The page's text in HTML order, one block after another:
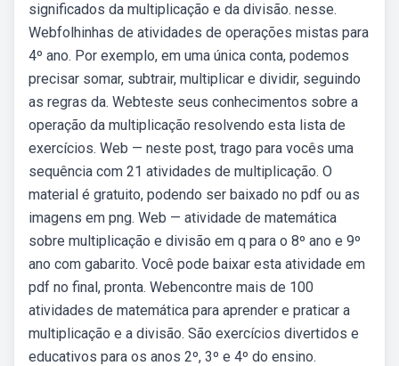
significados da multiplicação e da divisão. nesse.
Webfolhinhas de atividades de operações mistas para
4º ano. Por exemplo, em uma única conta, podemos
precisar somar, subtrair, multiplicar e dividir, seguindo
as regras da. Webteste seus conhecimentos sobre a
operação da multiplicação resolvendo esta lista de
exercícios. Web — neste post, trago para vocês uma
sequência com 21 atividades de multiplicação. O
material é gratuito, podendo ser baixado no pdf ou as
imagens em png. Web — atividade de matemática
sobre multiplicação e divisão em q para o 8º ano e 9º
ano com gabarito. Você pode baixar esta atividade em
pdf no final, pronta. Webencontre mais de 100
atividades de matemática para aprender e praticar a
multiplicação e a divisão. São exercícios divertidos e
educativos para os anos 2º, 3º e 4º do ensino.